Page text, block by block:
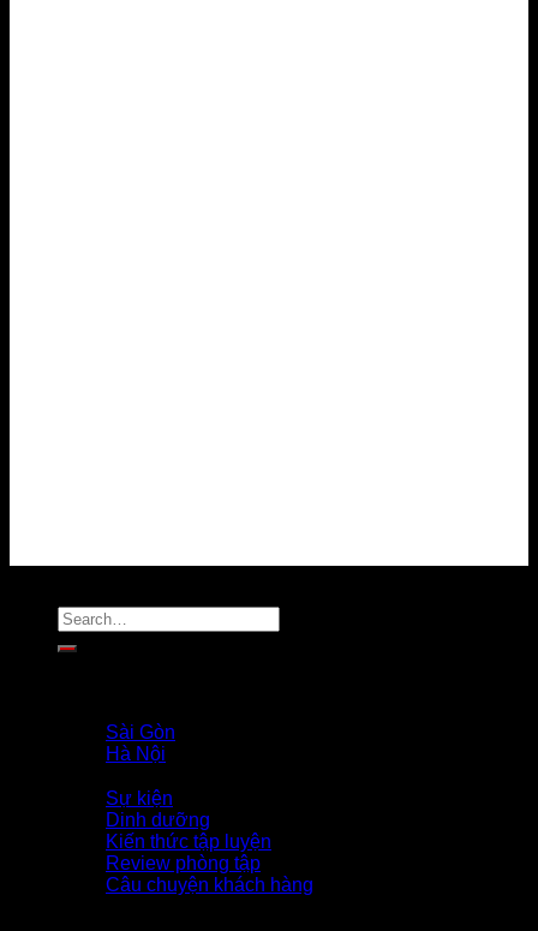
Sài Gòn
Hà Nội
Sự kiện
Dinh dưỡng
Kiến thức tập luyện
Review phòng tập
Câu chuyện khách hàng